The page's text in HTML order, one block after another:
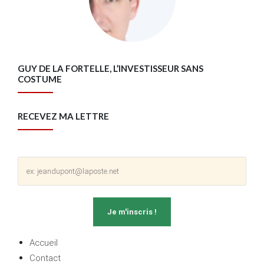
GUY DE LA FORTELLE, L’INVESTISSEUR SANS
COSTUME
RECEVEZ MA LETTRE
Accueil
Contact